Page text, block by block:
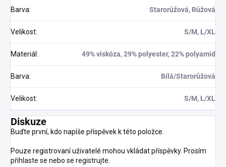
Barva: Starorůžová, Růžová
Velikost: S/M, L/XL
Materiál : 49% viskóza, 29% polyester, 22% polyamid
Barva: Bílá/Starorůžová
Velikost: S/M, L/XL
Diskuze
Buďte první, kdo napíše příspěvek k této položce.
Pouze registrovaní uživatelé mohou vkládat příspěvky. Prosím
přihlaste se nebo se registrujte